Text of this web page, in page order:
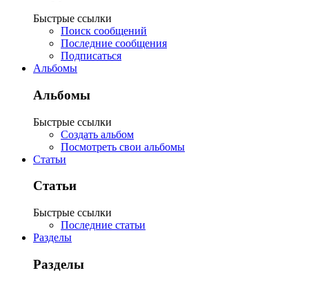
Быстрые ссылки
Поиск сообщений
Последние сообщения
Подписаться
Альбомы
Альбомы
Быстрые ссылки
Создать альбом
Посмотреть свои альбомы
Статьи
Статьи
Быстрые ссылки
Последние статьи
Разделы
Разделы